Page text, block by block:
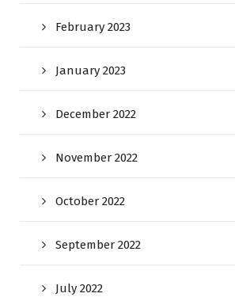
February 2023
January 2023
December 2022
November 2022
October 2022
September 2022
July 2022